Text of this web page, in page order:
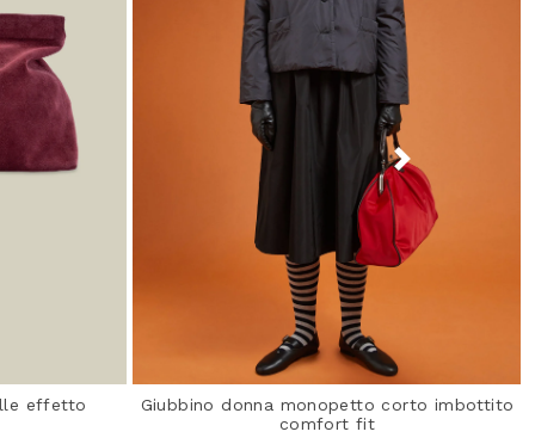
effetto
Giubbino donna monopetto corto imbottito
comfort fit